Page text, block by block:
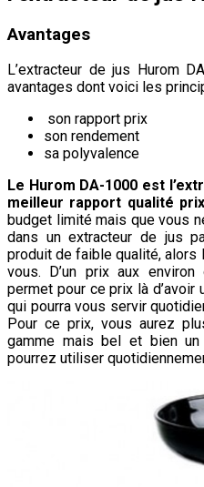
Avantages
L’extracteur de jus Hurom
avantages dont voici les
son rapport prix
son rendement
sa polyvalence
Le Hurom DA-1000 est
meilleur rapport qualité
budget limité mais que vous
dans un extracteur de jus
produit de faible qualité, alors
vous. D’un prix aux
permet pour ce prix là
qui pourra vous servir
Pour ce prix, vous aurez
gamme mais bel et bien
pourrez utiliser